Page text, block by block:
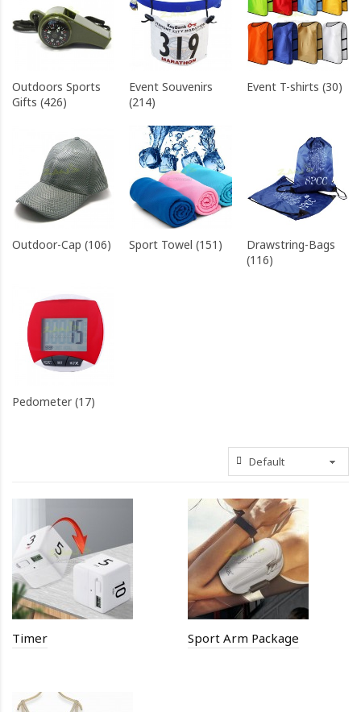
Outdoors Sports
Gifts (426)
Event Souvenirs
(214)
Event T-shirts (30)
Outdoor-Cap (106) Sport Towel (151)
Drawstring-Bags
(116)
Pedometer (17)
Timer Sport Arm Package